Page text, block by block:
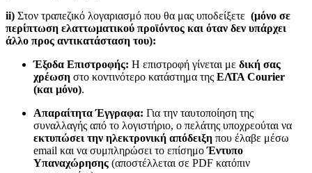
ii) Στον τραπεζικό λογαριασμό που θα μας υποδείξετε (μόνο σε
περίπτωση ελαττωματικού προϊόντος και όταν δεν υπάρχει
άλλο προς αντικατάσταση του):
Έξοδα Επιστροφής: Η επιστροφή γίνεται με δική σας
χρέωση στο κοντινότερο κατάστημα της ΕΛΤΑ Courier
(και μόνο).
Απαραίτητα Έγγραφα: Για την ταυτοποίηση της
συναλλαγής από το λογιστήριο, ο πελάτης υποχρεούται να
εκτυπώσει την ηλεκτρονική απόδειξη που έλαβε μέσω
email και να συμπληρώσει το επίσημοΈντυπο
Υπαναχώρησης (αποστέλλεται σε PDF κατόπιν